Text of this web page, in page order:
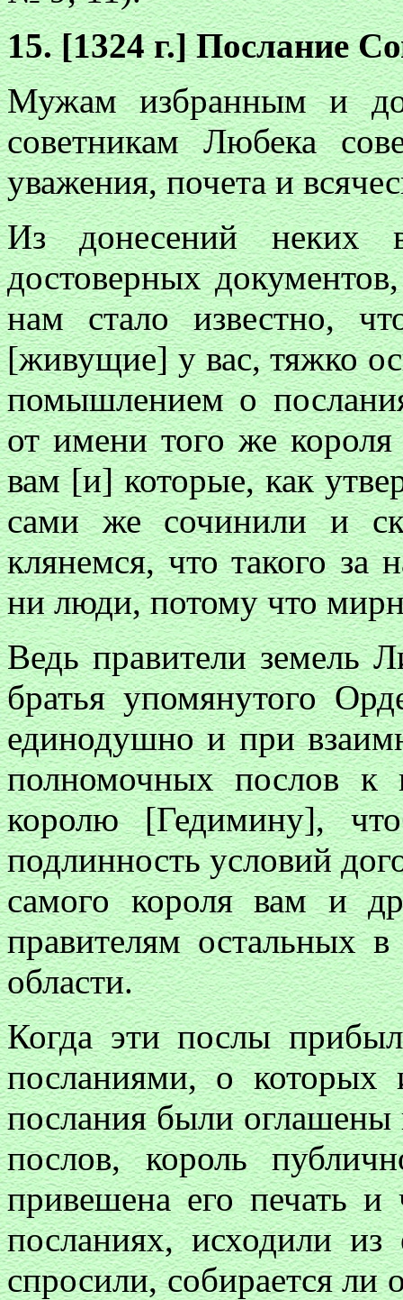
15. [1324 г.] Послание
Мужам избранным и
советникам Любека
уважения, почета и
Из донесений неких
достоверных
нам стало известно,
[живущие] у вас, тяжко
помышлением о
от имени того же
вам [и] которые, как
сами же сочинили и
клянемся, что такого за
ни люди, потому что
Ведь правители земель
братья упомянутого
единодушно и при
полномочных послов к
королю [Гедимину],
подлинность условий
самого короля вам и
правителям остальных
области.
Когда эти послы
посланиями, о которых
послания были оглашены
послов, король
привешена его печать и
посланиях, исходили из
спросили, собирается ли